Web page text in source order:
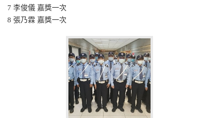
7 李俊儀 嘉獎一次
8 張乃霖 嘉獎一次